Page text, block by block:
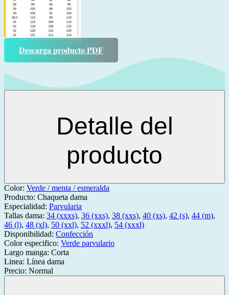
Descarga producto PDF
Detalle del
producto
Color: Verde / menta / esmeralda
Producto: Chaqueta dama
Especialidad: Parvularia
Tallas dama: 34 (xxxs), 36 (xxs), 38 (xxs), 40 (xs), 42 (s), 44 (m),
46 (l), 48 (xl), 50 (xxl), 52 (xxxl), 54 (xxxl)
Disponibilidad: Confección
Color especifico: Verde parvulario
Largo manga: Corta
Linea: Línea dama
Precio: Normal